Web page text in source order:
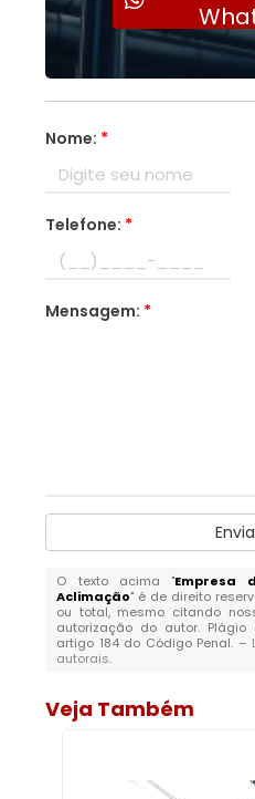
Nome: *
Telefone: *
Mensagem: *
O texto acima "Empresa
Aclimação" é de direito
ou total, mesmo citando
autorização do autor.
artigo 184 do Código Penal. –
autorais.
Veja Também